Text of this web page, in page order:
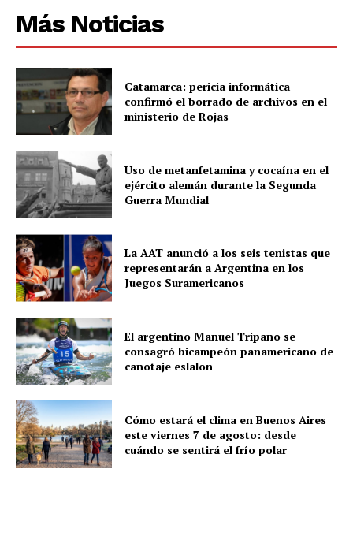
Más Noticias
Catamarca: pericia informática
confirmó el borrado de archivos en el
ministerio de Rojas
Uso de metanfetamina y cocaína en el
ejército alemán durante la Segunda
Guerra Mundial
La AAT anunció a los seis tenistas que
representarán a Argentina en los
Juegos Suramericanos
El argentino Manuel Tripano se
consagró bicampeón panamericano de
canotaje eslalon
Cómo estará el clima en Buenos Aires
este viernes 7 de agosto: desde
cuándo se sentirá el frío polar